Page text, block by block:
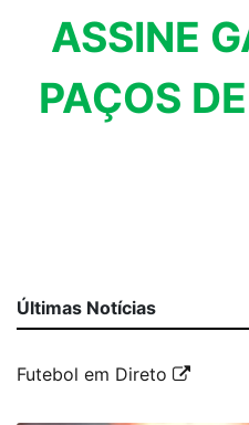
ASSINE
PAÇOS
Últimas Notícias
Futebol em Direto